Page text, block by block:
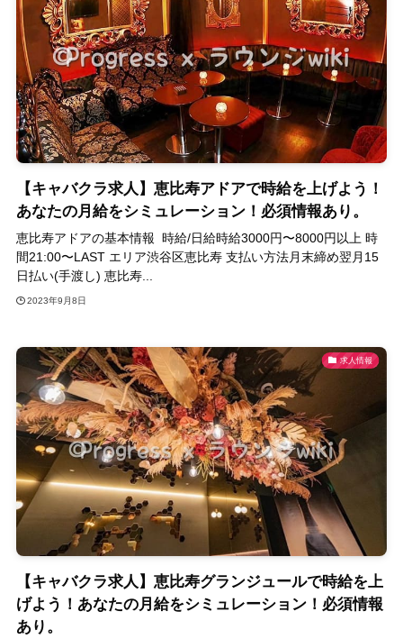
【キャバクラ求人】恵比寿アドアで時給を上げよう！
あなたの月給をシミュレーション！必須情報あり。
恵比寿アドアの基本情報 時給/日給時給3000円〜8000円以上 時
間21:00〜LAST エリア渋谷区恵比寿 支払い方法月末締め翌月15
日払い(手渡し) 恵比寿...
2023年9月8日
求人情報
【キャバクラ求人】恵比寿グランジュールで時給を上
げよう！あなたの月給をシミュレーション！必須情報
あり。